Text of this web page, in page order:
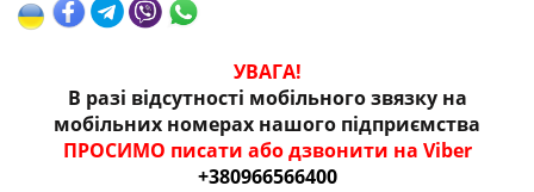
УВАГА!
В разі відсутності мобільного звязку на
мобільних номерах нашого підприємства
ПРОСИМО писати або дзвонити на Viber
+380966566400